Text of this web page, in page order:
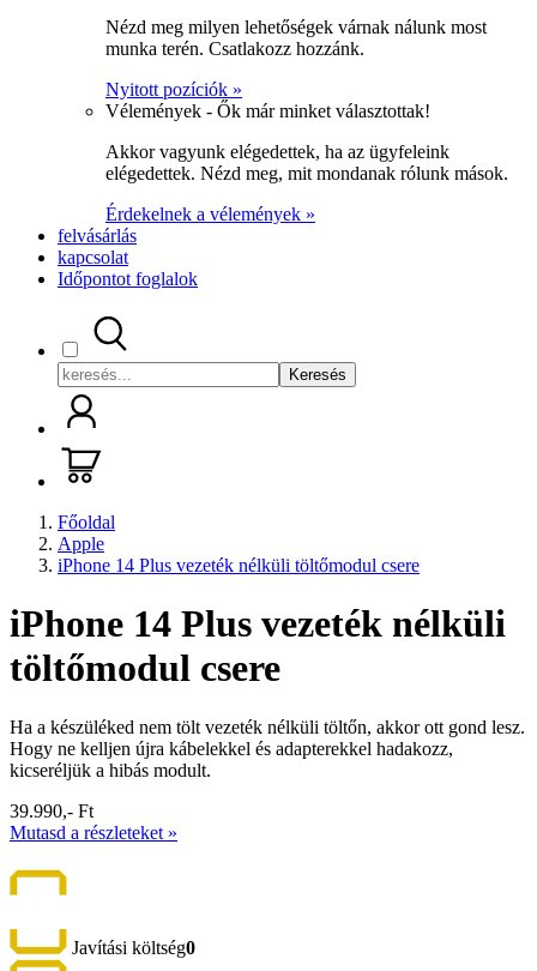
Nézd meg milyen lehetőségek várnak nálunk most
munka terén. Csatlakozz hozzánk.
Nyitott pozíciók »
Vélemények - Ők már minket választottak!
Akkor vagyunk elégedettek, ha az ügyfeleink
elégedettek. Nézd meg, mit mondanak rólunk mások.
Érdekelnek a vélemények »
felvásárlás
kapcsolat
Időpontot foglalok
Keresés
Főoldal
Apple
iPhone 14 Plus vezeték nélküli töltőmodul csere
iPhone 14 Plus vezeték nélküli
töltőmodul csere
Ha a készüléked nem tölt vezeték nélküli töltőn, akkor ott gond lesz.
Hogy ne kelljen újra kábelekkel és adapterekkel hadakozz,
kicseréljük a hibás modult.
39.990,- Ft
Mutasd a részleteket »
Javítási költség0